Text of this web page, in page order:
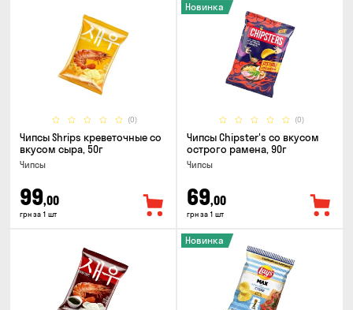
(0)
Чипсы Shrips креветочные со
вкусом сыра, 50г
Чипсы
99,00
грн за 1 шт
(0)
Новинка
Чипсы Chipster's со вкусом
острого рамена, 90г
Чипсы
69,00
грн за 1 шт
Новинка